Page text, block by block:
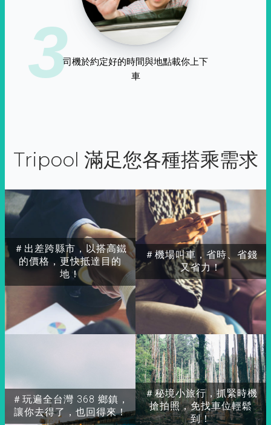
3司機於約定好的時間與地點載你上下
車
Tripool 滿足您各種搭乘需求
＃出差跨縣市，以搭高鐵
的價格，更快抵達目的
地！
＃玩遍全台灣 368 鄉鎮，
讓你去得了，也回得來！
＃秘境小旅行，抓緊時機
搶拍照，免找車位輕鬆
到！
＃機場叫車，省時、省錢
又省力！